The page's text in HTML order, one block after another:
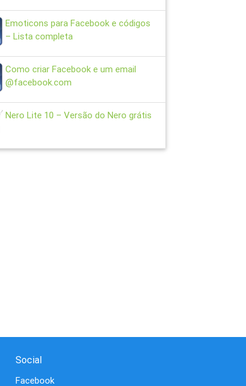
Emoticons para Facebook e códigos
– Lista completa
Como criar Facebook e um email
@facebook.com
Nero Lite 10 – Versão do Nero grátis
Social
Facebook